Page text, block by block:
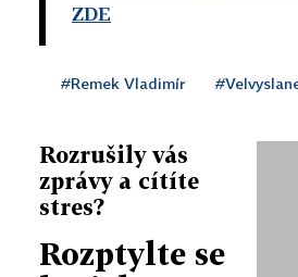
ZDE
#Remek Vladimír
Rozrušily vás
zprávy a cítíte
stres?
Rozptylte se